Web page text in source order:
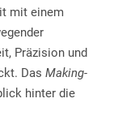
mit einem
Präzision und
Das Making-
hinter die